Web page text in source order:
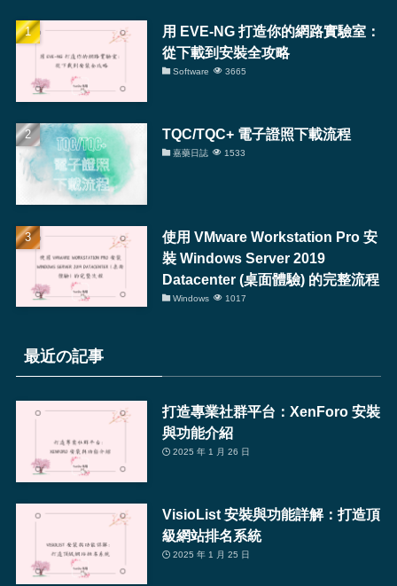
用 EVE-NG 打造你的網路實驗室：
從下載到安裝全攻略
Software 3665
TQC/TQC+ 電子證照下載流程
嘉藥日誌 1533
使用 VMware Workstation Pro 安
裝 Windows Server 2019
Datacenter (桌面體驗) 的完整流程
Windows 1017
最近の記事
打造專業社群平台：XenForo 安裝
與功能介紹
2025 年 1 月 26 日
VisioList 安裝與功能詳解：打造頂
級網站排名系統
2025 年 1 月 25 日